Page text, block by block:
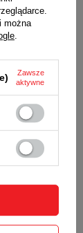
w
można
.
Zawsze
aktywne